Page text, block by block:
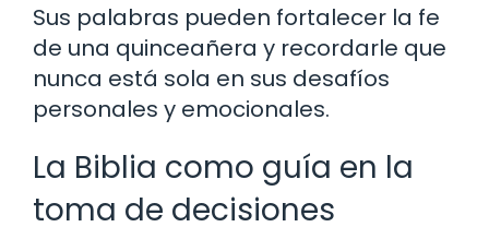
Sus palabras pueden fortalecer la fe
de una quinceañera y recordarle que
nunca está sola en sus desafíos
personales y emocionales.
La Biblia como guía en la
toma de decisiones